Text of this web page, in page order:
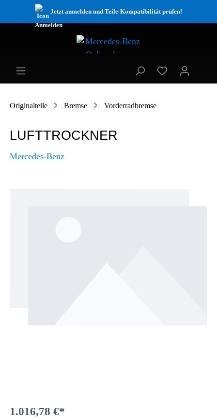
Jetzt anmelden und Teile-Kompatibilität prüfen!
Originalteile Bremse Vorderradbremse
LUFTTROCKNER
Mercedes-Benz
1.016,78 €*